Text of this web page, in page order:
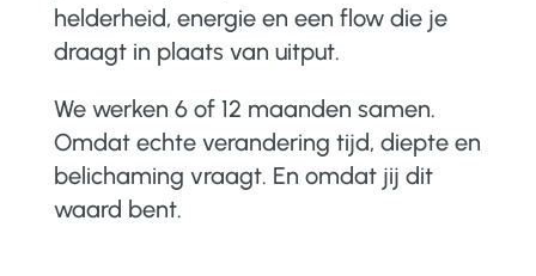
helderheid, energie en een flow die je
draagt in plaats van uitput.
We werken 6 of 12 maanden samen.
Omdat echte verandering tijd, diepte en
belichaming vraagt. En omdat jij dit
waard bent.